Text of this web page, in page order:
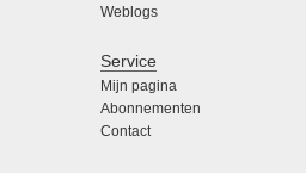
Weblogs
Service
Mijn pagina
Abonnementen
Contact